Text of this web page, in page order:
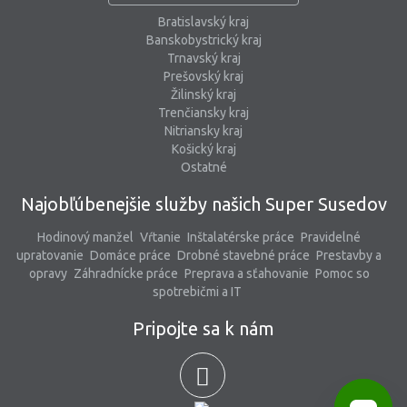
Bratislavský kraj
Banskobystrický kraj
Trnavský kraj
Prešovský kraj
Žilinský kraj
Trenčiansky kraj
Nitriansky kraj
Košický kraj
Ostatné
Najobľúbenejšie služby našich Super Susedov
Hodinový manžel Vŕtanie Inštalatérske práce Pravidelné
upratovanie Domáce práce Drobné stavebné práce Prestavby a
opravy Záhradnícke práce Preprava a sťahovanie Pomoc so
spotrebičmi a IT
Pripojte sa k nám